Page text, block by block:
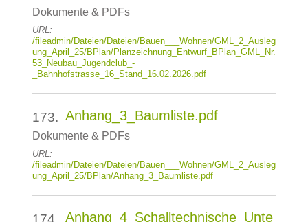
Dokumente & PDFs
URL:
/fileadmin/Dateien/Dateien/Bauen___Wohnen/GML_2_Ausleg
ung_April_25/BPlan/Planzeichnung_Entwurf_BPlan_GML_Nr.
53_Neubau_Jugendclub_-
_Bahnhofstrasse_16_Stand_16.02.2026.pdf
173. Anhang_3_Baumliste.pdf
Dokumente & PDFs
URL:
/fileadmin/Dateien/Dateien/Bauen___Wohnen/GML_2_Ausleg
ung_April_25/BPlan/Anhang_3_Baumliste.pdf
174. Anhang_4_Schalltechnische_Unte